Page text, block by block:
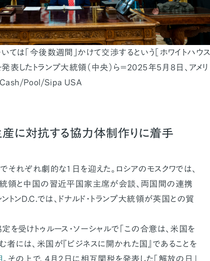
は「今後数週間」かけて交渉するという［ホワイトハウス
したトランプ大統領（中央）ら＝2025年5月8日、アメリ
Cash/Pool/Sipa USA
に対抗する協力体制作りに着手
れぞれ劇的な1日を迎えた。ロシアのモスクワでは、
統領と中国の習近平国家主席が会談、両国間の連携
トンD.C.では、ドナルド・トランプ大統領が英国との貿
を受けトゥルース・ソーシャルで「この合意は、米国を
には、米国が『ビジネスに開かれた国』であることを
。その上で、4月2日に相互関税を発表した「解放の日」